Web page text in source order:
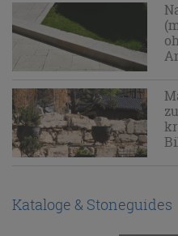
Kataloge & Stoneguides